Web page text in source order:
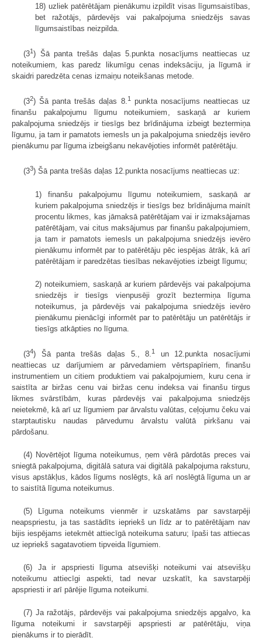
18) uzliek patērētājam pienākumu izpildīt visas līgumsaistības,
bet ražotājs, pārdevējs vai pakalpojuma sniedzējs savas
līgumsaistības neizpilda.
(31) Šā panta trešās daļas 5.punkta nosacījums neattiecas uz
noteikumiem, kas paredz likumīgu cenas indeksāciju, ja līgumā ir
skaidri paredzēta cenas izmaiņu noteikšanas metode.
(32) Šā panta trešās daļas 8.1punkta nosacījums neattiecas uz
finanšu pakalpojumu līgumu noteikumiem, saskaņā ar kuriem
pakalpojuma sniedzējs ir tiesīgs bez brīdinājuma izbeigt beztermiņa
līgumu, ja tam ir pamatots iemesls un ja pakalpojuma sniedzējs ievēro
pienākumu par līguma izbeigšanu nekavējoties informēt patērētāju.
(33) Šā panta trešās daļas 12.punkta nosacījums neattiecas uz:
1) finanšu pakalpojumu līgumu noteikumiem, saskaņā ar
kuriem pakalpojuma sniedzējs ir tiesīgs bez brīdinājuma mainīt
procentu likmes, kas jāmaksā patērētājam vai ir izmaksājamas
patērētājam, vai citus maksājumus par finanšu pakalpojumiem,
ja tam ir pamatots iemesls un pakalpojuma sniedzējs ievēro
pienākumu informēt par to patērētāju pēc iespējas ātrāk, kā arī
patērētājam ir paredzētas tiesības nekavējoties izbeigt līgumu;
2) noteikumiem, saskaņā ar kuriem pārdevējs vai pakalpojuma
sniedzējs ir tiesīgs vienpusēji grozīt beztermiņa līguma
noteikumus, ja pārdevējs vai pakalpojuma sniedzējs ievēro
pienākumu pienācīgi informēt par to patērētāju un patērētājs ir
tiesīgs atkāpties no līguma.
(34) Šā panta trešās daļas 5., 8.1
un 12.punkta nosacījumi
neattiecas uz darījumiem ar pārvedamiem vērtspapīriem, finanšu
instrumentiem un citiem produktiem vai pakalpojumiem, kuru cena ir
saistīta ar biržas cenu vai biržas cenu indeksa vai finanšu tirgus
likmes svārstībām, kuras pārdevējs vai pakalpojuma sniedzējs
neietekmē, kā arī uz līgumiem par ārvalstu valūtas, ceļojumu čeku vai
starptautisku naudas pārvedumu ārvalstu valūtā pirkšanu vai
pārdošanu.
(4) Novērtējot līguma noteikumus, ņem vērā pārdotās preces vai
sniegtā pakalpojuma, digitālā satura vai digitālā pakalpojuma raksturu,
visus apstākļus, kādos līgums noslēgts, kā arī noslēgtā līguma un ar
to saistītā līguma noteikumus.
(5) Līguma noteikums vienmēr ir uzskatāms par savstarpēji
neapspriestu, ja tas sastādīts iepriekš un līdz ar to patērētājam nav
bijis iespējams ietekmēt attiecīgā noteikuma saturu; īpaši tas attiecas
uz iepriekš sagatavotiem tipveida līgumiem.
(6) Ja ir apspriesti līguma atsevišķi noteikumi vai atsevišķu
noteikumu attiecīgi aspekti, tad nevar uzskatīt, ka savstarpēji
apspriesti ir arī pārējie līguma noteikumi.
(7) Ja ražotājs, pārdevējs vai pakalpojuma sniedzējs apgalvo, ka
līguma noteikumi ir savstarpēji apspriesti ar patērētāju, viņa
pienākums ir to pierādīt.